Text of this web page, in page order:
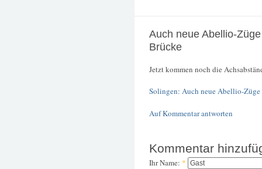
Auch neue Abellio-
Brücke
Jetzt kommen noch die
Solingen: Auch neue Abellio-
Auf Kommentar antworten
Kommentar
Ihr Name: *